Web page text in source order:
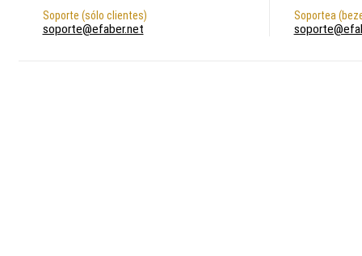
Soporte (sólo clientes)
soporte@efaber.net
Soportea